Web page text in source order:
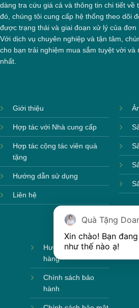
dàng tra cứu giá cả và thông tin chi tiết về
đó, chúng tôi cung cấp hệ thống theo dõi
được trạng thái và giai đoạn xử lý của đơn
Với dịch vụ chuyên nghiệp và tận tâm,
cho bạn trải nghiệm mua sắm tuyệt vời và
nhất.
Giới thiệu
Hợp tác với Nhà cung cấp
Hợp tác cộng tác viên quà
tặng
Hướng dẫn sử dụng
Liên hệ
Hướng dẫn mua
hàng
Chính sách bảo
hành
Quà Tặng
Xin chào! Bạn
như thế nào ạ!